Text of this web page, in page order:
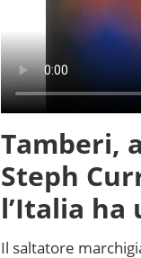
Tamberi,
Steph
l’Italia ha
Il saltatore